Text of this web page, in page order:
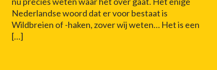
Nederlandse woord dat er voor bestaat is
Wildbreien of -haken, zover wij weten… Het is een
[…]